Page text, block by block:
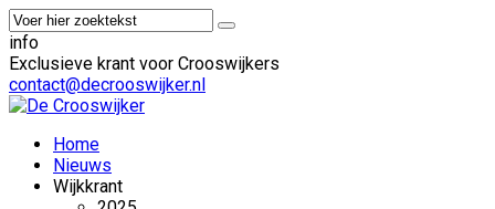
info
Exclusieve krant voor Crooswijkers
contact@decrooswijker.nl
Home
Nieuws
Wijkkrant